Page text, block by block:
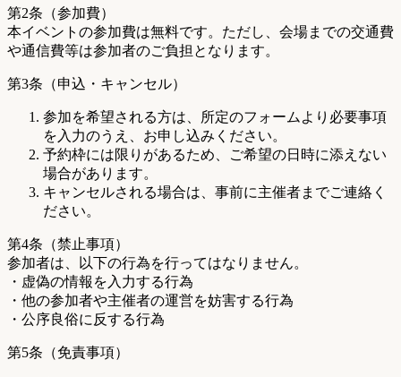
第2条（参加費）
本イベントの参加費は無料です。ただし、会場までの交通費
や通信費等は参加者のご負担となります。
第3条（申込・キャンセル）
参加を希望される方は、所定のフォームより必要事項
を入力のうえ、お申し込みください。
予約枠には限りがあるため、ご希望の日時に添えない
場合があります。
キャンセルされる場合は、事前に主催者までご連絡く
ださい。
第4条（禁止事項）
参加者は、以下の行為を行ってはなりません。
・虚偽の情報を入力する行為
・他の参加者や主催者の運営を妨害する行為
・公序良俗に反する行為
第5条（免責事項）